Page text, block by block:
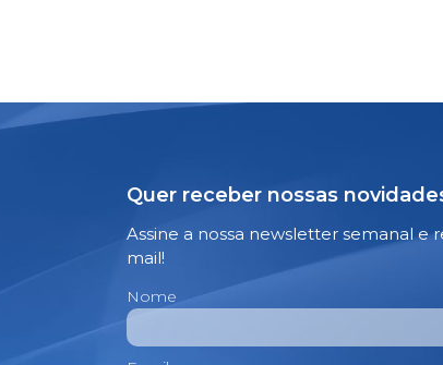
Quer receber nossas
Assine a nossa newsletter semanal e
mail!
Nome